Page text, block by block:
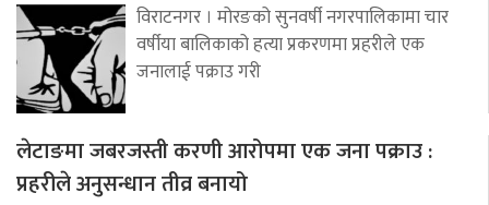
विराटनगर । मोरङको सुनवर्षी नगरपालिकामा चार
वर्षीया बालिकाको हत्या प्रकरणमा प्रहरीले एक
जनालाई पक्राउ गरी
लेटाङमा जबरजस्ती करणी आरोपमा एक जना पक्राउ :
प्रहरीले अनुसन्धान तीव्र बनायो